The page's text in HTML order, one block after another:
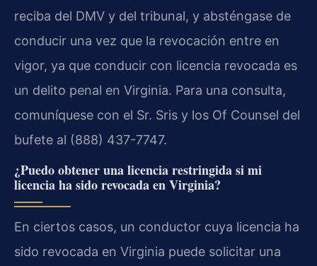
reciba del DMV y del tribunal, y absténgase de
conducir una vez que la revocación entre en
vigor, ya que conducir con licencia revocada es
un delito penal en Virginia. Para una consulta,
comuníquese con el Sr. Sris y los Of Counsel del
bufete al (888) 437-7747.
¿Puedo obtener una licencia restringida si mi
licencia ha sido revocada en Virginia?
En ciertos casos, un conductor cuya licencia ha
sido revocada en Virginia puede solicitar una